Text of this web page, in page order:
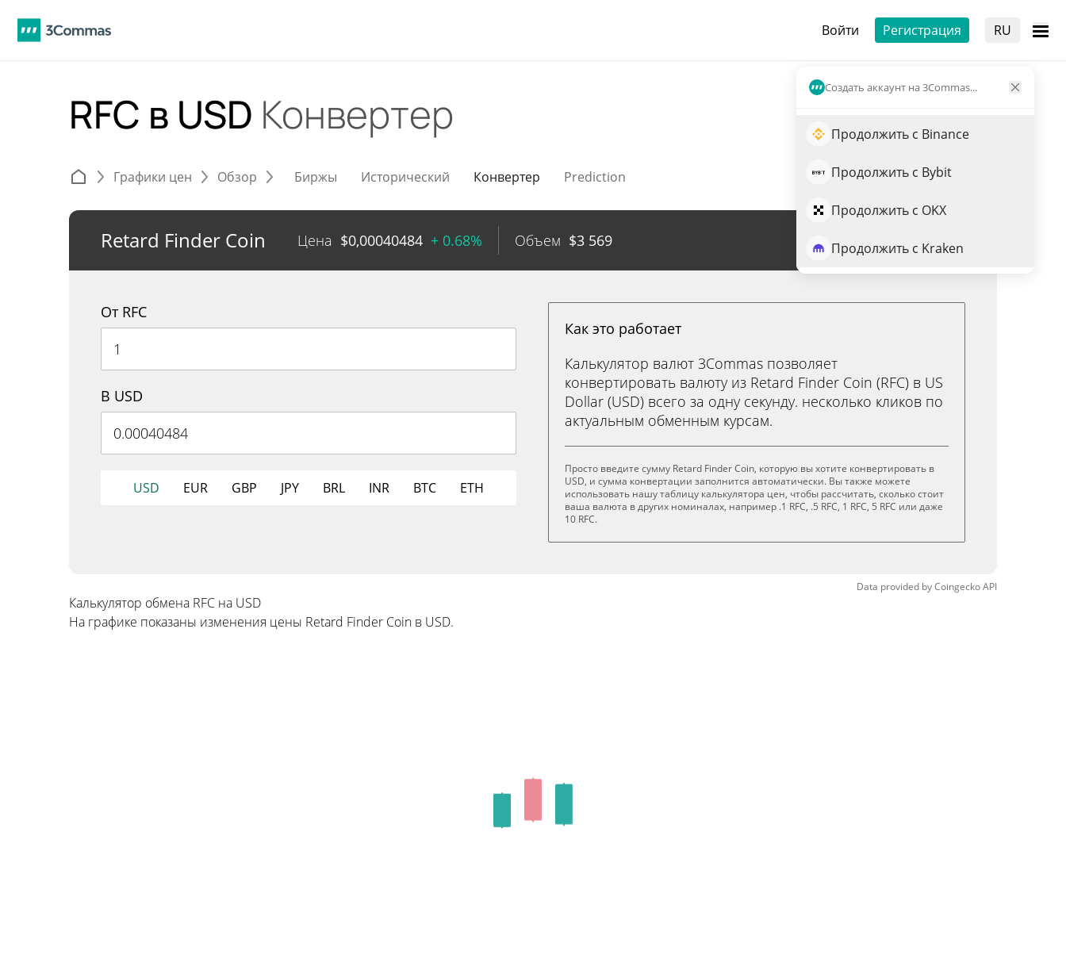
Войти Регистрация RU
Создать аккаунт на 3Commas...
Продолжить с Binance
Продолжить с Bybit
Продолжить с OKX
Продолжить с Kraken
RFC в USD Конвертер
Графики цен Обзор Биржы Исторический Конвертер Prediction
Retard Finder Coin Цена $0,00040484 + 0.68% Объем $3 569 Торговля RFC
От RFC
В USD
USD EUR GBP JPY BRL INR BTC ETH
Как это работает
Калькулятор валют 3Commas позволяет
конвертировать валюту из Retard Finder Coin (RFC) в US
Dollar (USD) всего за одну секунду. несколько кликов по
актуальным обменным курсам.
Просто введите сумму Retard Finder Coin, которую вы хотите конвертировать в
USD, и сумма конвертации заполнится автоматически. Вы также можете
использовать нашу таблицу калькулятора цен, чтобы рассчитать, сколько стоит
ваша валюта в других номиналах, например .1 RFC, .5 RFC, 1 RFC, 5 RFC или даже
10 RFC.
Data provided byCoingeckoAPI
Калькулятор обмена RFC на USD
На графике показаны изменения цены Retard Finder Coin в USD.